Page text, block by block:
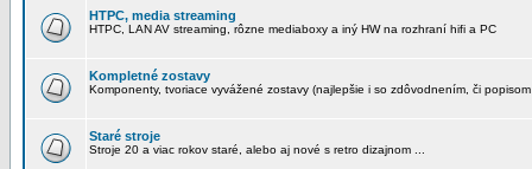
HTPC, media streaming
HTPC, LAN AV streaming, rôzne mediaboxy a iný HW na rozhraní hifi a PC
Kompletné zostavy
Komponenty, tvoriace vyvážené zostavy (najlepšie i so zdôvodnením, či
Staré stroje
Stroje 20 a viac rokov staré, alebo aj nové s retro dizajnom ...